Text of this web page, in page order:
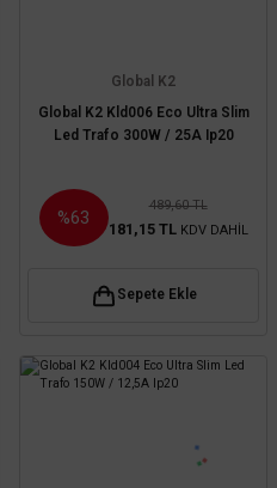
Global K2
Global K2 Kld006 Eco Ultra Slim
Led Trafo 300W / 25A Ip20
%63
489,60 TL
181,15 TL KDV DAHİL
Sepete Ekle